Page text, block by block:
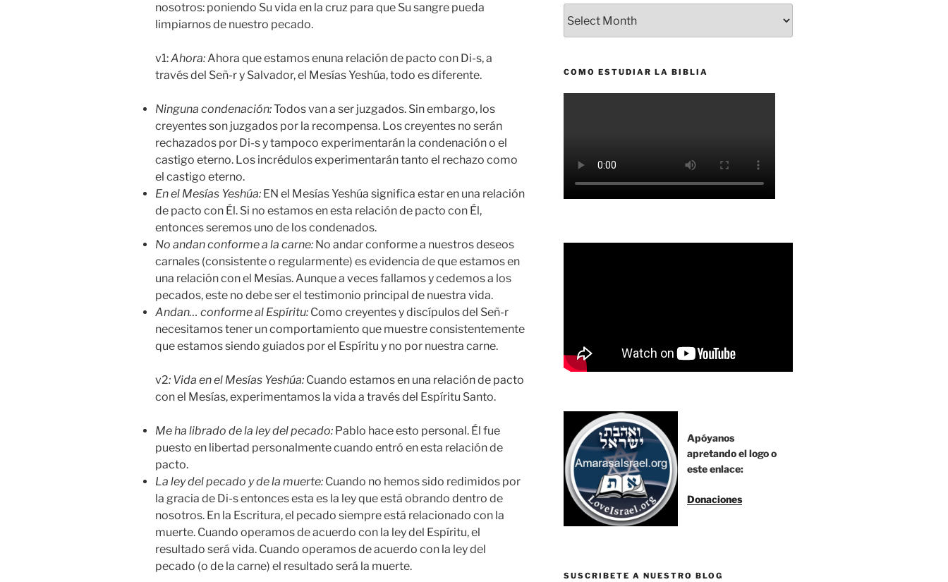
nosotros: poniendo Su vida en la cruz para que Su sangre pueda
limpiarnos de nuestro pecado.
v1:Ahora:Ahora que estamos enuna relación de pacto con Di-s, a
través del Señ-r y Salvador, el Mesías Yeshúa, todo es diferente.
Ninguna condenación:Todos van a ser juzgados. Sin embargo, los
creyentes son juzgados por la recompensa. Los creyentes no serán
rechazados por Di-s y tampoco experimentarán la condenación o el
castigo eterno. Los incrédulos experimentarán tanto el rechazo como
el castigo eterno.
En el Mesías Yeshúa: EN el Mesías Yeshúa significa estar en una relación
de pacto con Él. Si no estamos en esta relación de pacto con Él,
entonces seremos uno de los condenados.
No andan conforme a la carne: No andar conforme a nuestros deseos
carnales (consistente o regularmente) es evidencia de que estamos en
una relación con el Mesías. Aunque a veces fallamos y cedemos a los
pecados, este no debe ser el testimonio principal de nuestra vida.
Andan… conforme al Espíritu: Como creyentes y discípulos del Señ-r
necesitamos tener un comportamiento que muestre consistentemente
que estamos siendo guiados por el Espíritu y no por nuestra carne.
v2: Vida en el Mesías Yeshúa: Cuando estamos en una relación de pacto
con el Mesías, experimentamos la vida a través del Espíritu Santo.
Me ha librado de la ley del pecado: Pablo hace esto personal. Él fue
puesto en libertad personalmente cuando entró en esta relación de
pacto.
La ley del pecado y de la muerte: Cuando no hemos sido redimidos por
la gracia de Di-s entonces esta es la ley que está obrando dentro de
nosotros. En la Escritura, el pecado siempre está relacionado con la
muerte. Cuando operamos de acuerdo con la ley del Espíritu, el
resultado será vida. Cuando operamos de acuerdo con la ley del
pecado (o de la carne) el resultado será la muerte.
COMO ESTUDIAR LA BIBLIA
Apóyanos
apretando el logo o
este enlace:
Donaciones
SUSCRIBETE A NUESTRO BLOG